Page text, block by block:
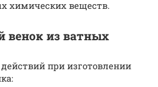
химических веществ.
венок из ватных
при изготовлении